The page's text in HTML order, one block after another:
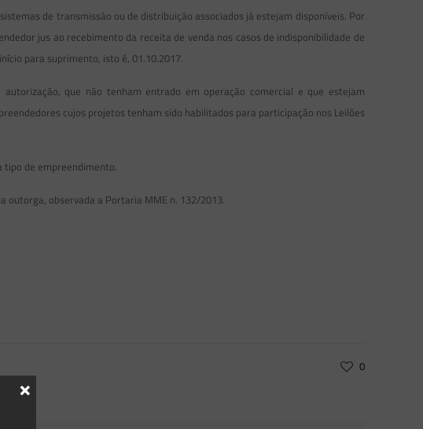
de transmissão ou de distribuição associados já estejam disponíveis. Por
jus ao recebimento da receita de venda nos casos de indisponibilidade de
para suprimento, isto é, 01.10.2017.
que não tenham entrado em operação comercial e que estejam
cujos projetos tenham sido habilitados para participação nos Leilões
tipo de empreendimento.
outorga, observada a Portaria MME n. 132/2013.
0
×